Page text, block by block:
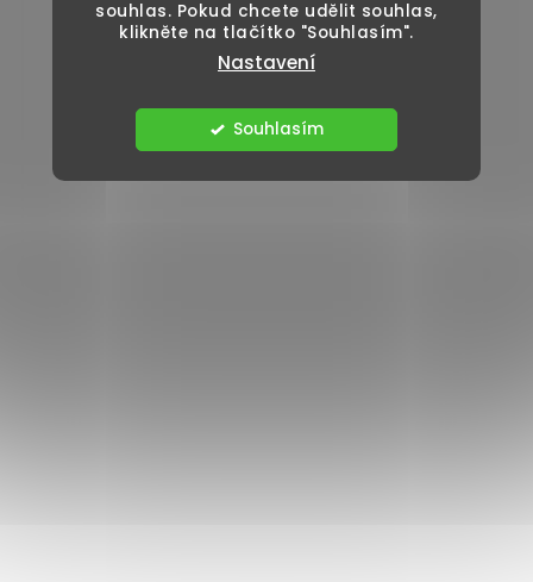
souhlas. Pokud chcete udělit souhlas,
klikněte na tlačítko "Souhlasím".
Nastavení
Souhlasím